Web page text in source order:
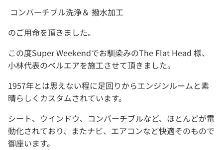
コンバーチブル洗浄＆ 撥水加工
のご用命を頂きました。
この度Super Weekendでお馴染みのThe Flat Head 様、
小林代表のベルエアを施工させて頂きました。
1957年とは思えない程に足回りからエンジンルームと素
晴らしくカスタムされています。
シート、ウインドウ、コンバーチブルなど、ほとんどが電
動化されており、またナビ、エアコンなど快適そのもので
御座います。